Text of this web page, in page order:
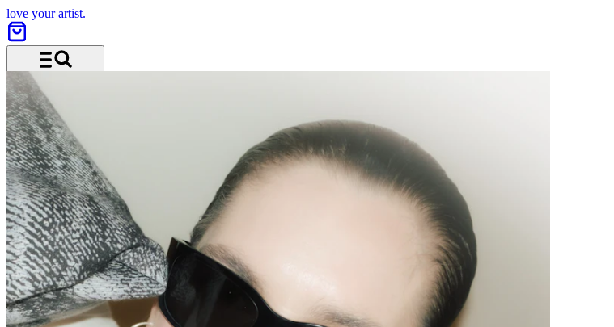
love your artist.
Menü und Suche